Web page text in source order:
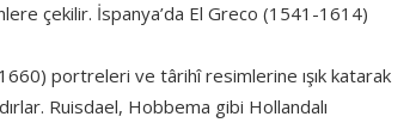
çekilir. İspanya’da El Greco (1541-1614)
portreleri ve târihî resimlerine ışık katarak
Ruisdael, Hobbema gibi Hollandalı